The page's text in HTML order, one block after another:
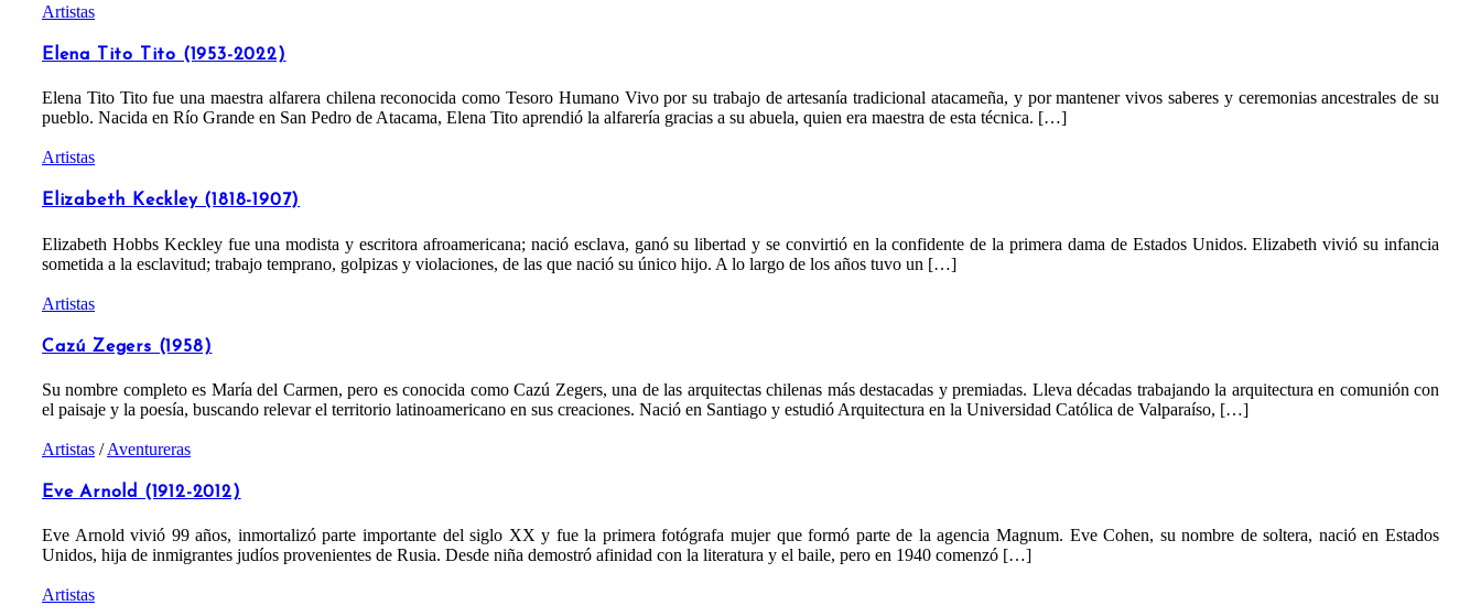
Artistas
Elena Tito Tito (1953-2022)
Elena Tito Tito fue una maestra alfarera chilena reconocida como Tesoro Humano Vivo por su trabajo de artesanía tradicional atacameña, y por mantener vivos saberes y ceremonias ancestrales de su
pueblo. Nacida en Río Grande en San Pedro de Atacama, Elena Tito aprendió la alfarería gracias a su abuela, quien era maestra de esta técnica. […]
Artistas
Elizabeth Keckley (1818-1907)
Elizabeth Hobbs Keckley fue una modista y escritora afroamericana; nació esclava, ganó su libertad y se convirtió en la confidente de la primera dama de Estados Unidos. Elizabeth vivió su infancia
sometida a la esclavitud; trabajo temprano, golpizas y violaciones, de las que nació su único hijo. A lo largo de los años tuvo un […]
Artistas
Cazú Zegers (1958)
Su nombre completo es María del Carmen, pero es conocida como Cazú Zegers, una de las arquitectas chilenas más destacadas y premiadas. Lleva décadas trabajando la arquitectura en comunión con
el paisaje y la poesía, buscando relevar el territorio latinoamericano en sus creaciones. Nació en Santiago y estudió Arquitectura en la Universidad Católica de Valparaíso, […]
Artistas /Aventureras
Eve Arnold (1912-2012)
Eve Arnold vivió 99 años, inmortalizó parte importante del siglo XX y fue la primera fotógrafa mujer que formó parte de la agencia Magnum. Eve Cohen, su nombre de soltera, nació en Estados
Unidos, hija de inmigrantes judíos provenientes de Rusia. Desde niña demostró afinidad con la literatura y el baile, pero en 1940 comenzó […]
Artistas